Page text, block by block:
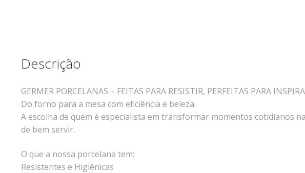
Descrição
GERMER PORCELANAS – FEITAS PARA RESISTIR, PERFEITAS PARA
Do forno para a mesa com eficiência e beleza.
A escolha de quem é especialista em transformar momentos cotidianos
de bem servir.
O que a nossa porcelana tem:
Resistentes e Higiênicas